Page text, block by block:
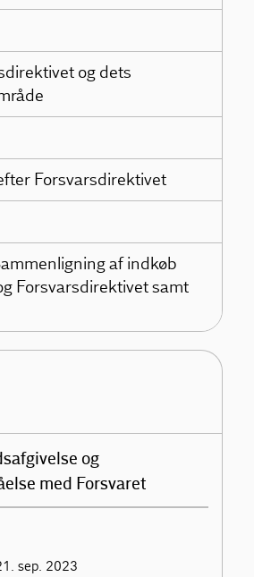
og dets
Forsvarsdirektivet
af indkøb
Forsvarsdirektivet samt
og
med Forsvaret
sep. 2023